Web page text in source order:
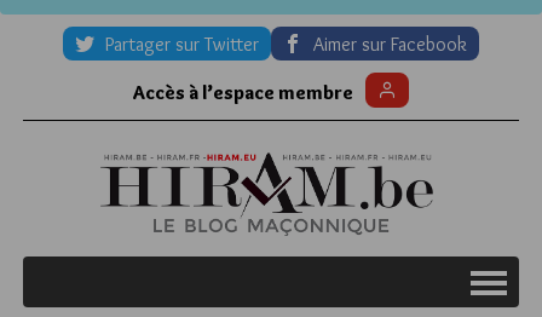
Partager sur Twitter Aimer sur Facebook
Accès à l’espace membre